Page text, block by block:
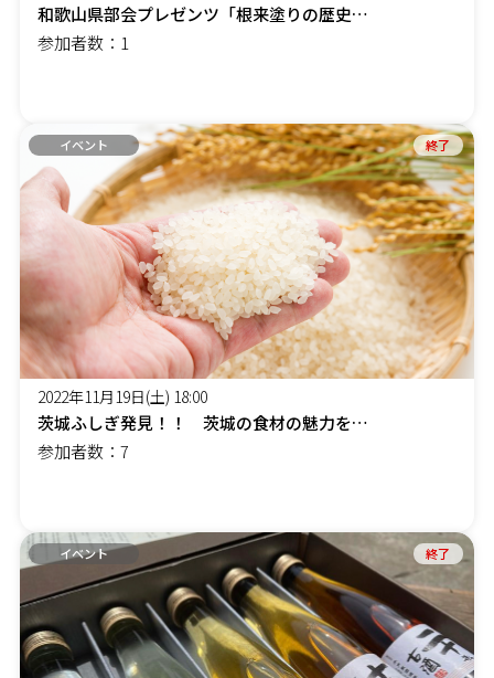
和歌山県部会プレゼンツ「根来塗りの歴史を学ぶ。エピソード０」
参加者数：1
イベント 終了
2022年11月19日(土) 18:00
茨城ふしぎ発見！！ 茨城の食材の魅力を楽しむ会
参加者数：7
イベント 終了